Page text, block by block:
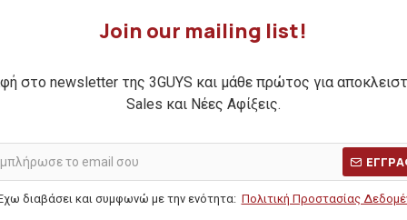
Join our mailing list!
στο newsletter της 3GUYS και μάθε πρώτος για
Sales και Νέες Αφίξεις.
διαβάσει και συμφωνώ με την ενότητα: Πολιτική Προστασίας
14,00€